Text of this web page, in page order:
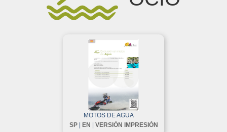
MOTOS DE AGUA
SP| EN | VERSIÓN IMPRESIÓN